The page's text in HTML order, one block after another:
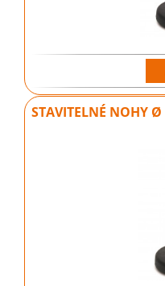
STAVITELNÉ NOHY